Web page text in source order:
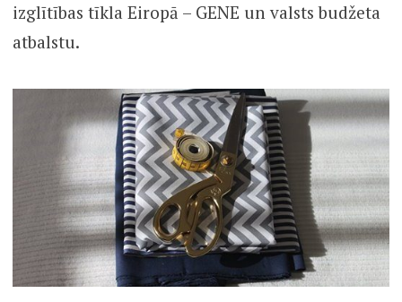
izglītības tīkla Eiropā – GENE un valsts budžeta
atbalstu.